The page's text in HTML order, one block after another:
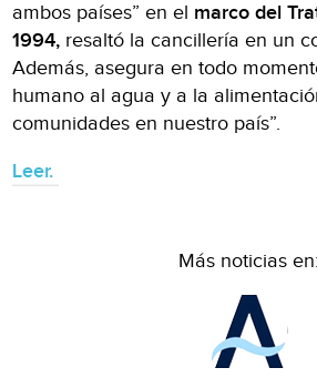
ambos países” en el marco del
1994, resaltó la cancillería en un
Además, asegura en todo
humano al agua y a la
comunidades en nuestro país”.
Leer.
Más noticias en: